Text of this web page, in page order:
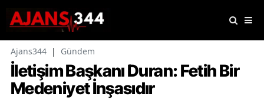
Ajans344 | Gündem
İletişim Başkanı Duran: Fetih Bir
Medeniyet İnşasıdır